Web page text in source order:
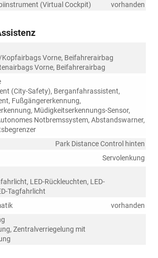
(Virtual Cockpit)
vorhanden
Vorne, Beifahrerairbag
Vorne, Beifahrerairbag
(City-Safety), Berganfahrassistent,
Fußgängererkennung,
Müdigkeitserkennungs-Sensor,
Notbremssystem, Abstandswarner,
Park Distance Control hinten
Servolenkung
LED-Rückleuchten, LED-
Tagfahrlicht
vorhanden
Zentralverriegelung mit